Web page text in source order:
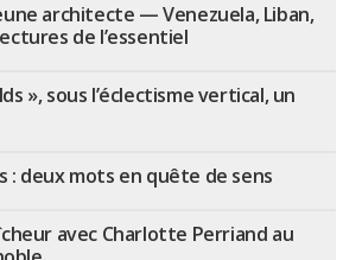
architecte — Venezuela, Liban,
de l’essentiel
», sous l’éclectisme vertical, un
: deux mots en quête de sens
avec Charlotte Perriand au